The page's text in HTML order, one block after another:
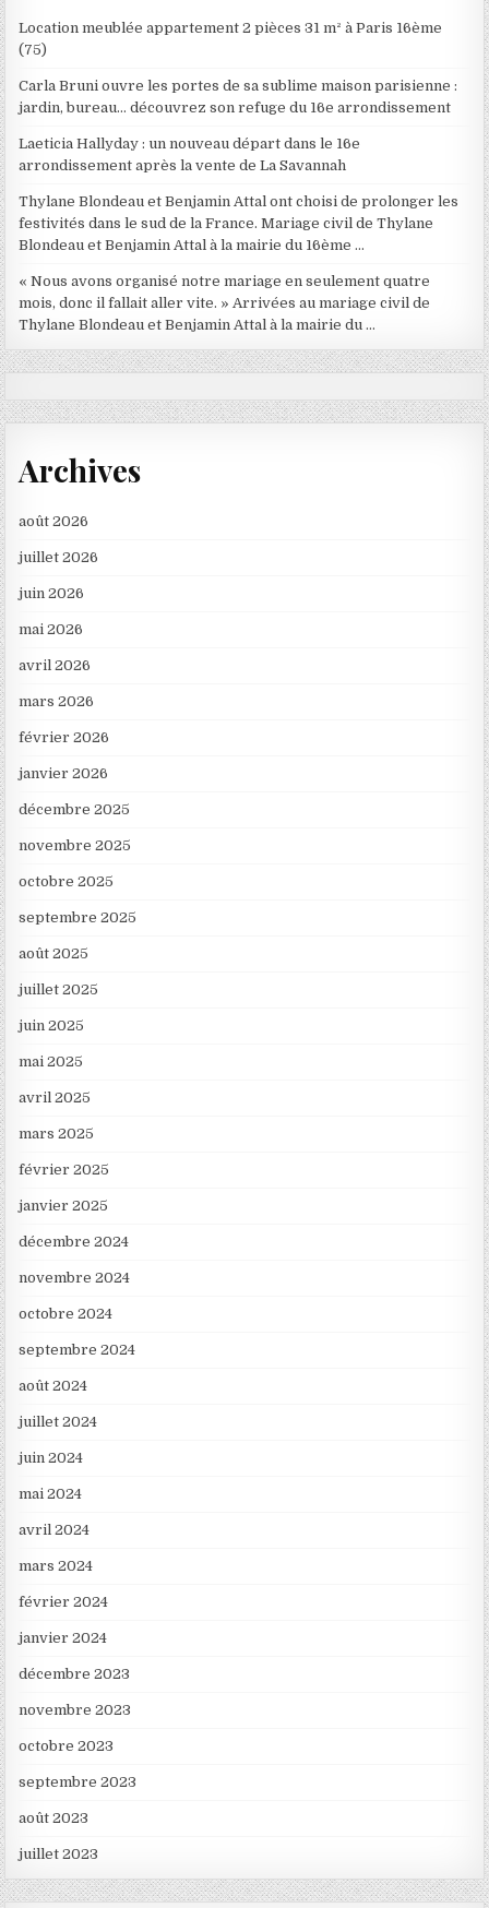
Location meublée appartement 2 pièces 31 m² à Paris 16ème
(75)
Carla Bruni ouvre les portes de sa sublime maison parisienne :
jardin, bureau… découvrez son refuge du 16e arrondissement
Laeticia Hallyday : un nouveau départ dans le 16e
arrondissement après la vente de La Savannah
Thylane Blondeau et Benjamin Attal ont choisi de prolonger les
festivités dans le sud de la France. Mariage civil de Thylane
Blondeau et Benjamin Attal à la mairie du 16ème …
« Nous avons organisé notre mariage en seulement quatre
mois, donc il fallait aller vite. » Arrivées au mariage civil de
Thylane Blondeau et Benjamin Attal à la mairie du …
Archives
août 2026
juillet 2026
juin 2026
mai 2026
avril 2026
mars 2026
février 2026
janvier 2026
décembre 2025
novembre 2025
octobre 2025
septembre 2025
août 2025
juillet 2025
juin 2025
mai 2025
avril 2025
mars 2025
février 2025
janvier 2025
décembre 2024
novembre 2024
octobre 2024
septembre 2024
août 2024
juillet 2024
juin 2024
mai 2024
avril 2024
mars 2024
février 2024
janvier 2024
décembre 2023
novembre 2023
octobre 2023
septembre 2023
août 2023
juillet 2023